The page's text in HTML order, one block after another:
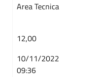
Area Tecnica
12,00
10/11/2022
09:36